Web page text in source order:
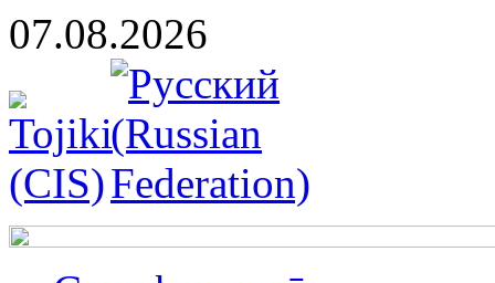
07.08.2026